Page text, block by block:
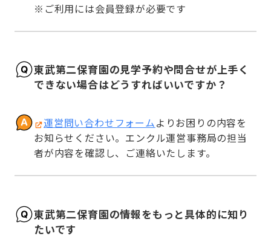
※ご利用には会員登録が必要です
東武第二保育園の見学予約や問合せが上手く
できない場合はどうすればいいですか？
運営問い合わせフォームよりお困りの内容を
お知らせください。エンクル運営事務局の担当
者が内容を確認し、ご連絡いたします。
東武第二保育園の情報をもっと具体的に知り
たいです